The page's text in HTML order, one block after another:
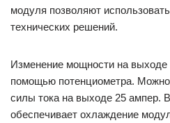
модуля позволяют
технических решений.
Изменение мощности на выходе
помощью потенциометра.
силы тока на выходе 25 ампер.
обеспечивает охлаждение